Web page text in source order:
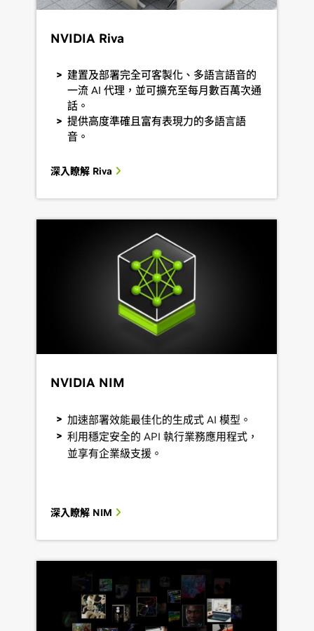
NVIDIA Riva
建置及部署完全可客製化、多語言語音的
一流 AI 代理，並可擴充至每月數百萬次通
話。
提供高度準確且富有表現力的多語言語
音。
深入瞭解 Riva
NVIDIA NIM
加速部署效能最佳化的生成式 AI 模型。
利用穩定安全的 API 執行業務應用程式，
並享有企業級支援。
深入瞭解 NIM